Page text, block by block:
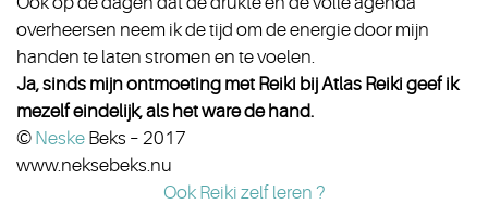
overheersen neem ik de tijd om de energie door mijn
handen te laten stromen en te voelen.
Ja, sinds mijn ontmoeting met Reiki bij Atlas Reiki geef ik
mezelf eindelijk, als het ware de hand.
© Neske Beks – 2017
www.neksebeks.nu
Ook Reiki zelf leren ?